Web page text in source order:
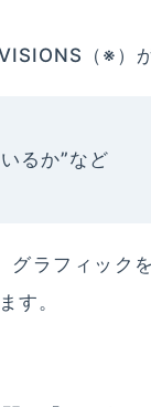
（※）
るか”など
ラフィック
す。